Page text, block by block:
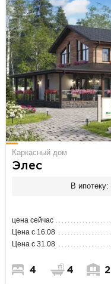
Каркасный дом
Элес
В ипотеку:
цена сейчас
Цена с 16.08
Цена с 31.08
4 4 2